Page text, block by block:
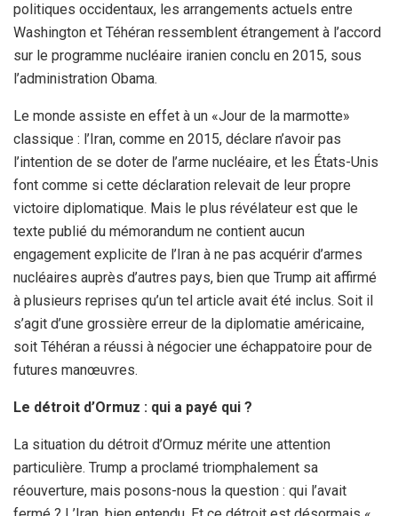
politiques occidentaux, les arrangements actuels entre
Washington et Téhéran ressemblent étrangement à l’accord
sur le programme nucléaire iranien conclu en 2015, sous
l’administration Obama.
Le monde assiste en effet à un «Jour de la marmotte»
classique : l’Iran, comme en 2015, déclare n’avoir pas
l’intention de se doter de l’arme nucléaire, et les États-Unis
font comme si cette déclaration relevait de leur propre
victoire diplomatique. Mais le plus révélateur est que le
texte publié du mémorandum ne contient aucun
engagement explicite de l’Iran à ne pas acquérir d’armes
nucléaires auprès d’autres pays, bien que Trump ait affirmé
à plusieurs reprises qu’un tel article avait été inclus. Soit il
s’agit d’une grossière erreur de la diplomatie américaine,
soit Téhéran a réussi à négocier une échappatoire pour de
futures manœuvres.
Le détroit d’Ormuz : qui a payé qui ?
La situation du détroit d’Ormuz mérite une attention
particulière. Trump a proclamé triomphalement sa
réouverture, mais posons-nous la question : qui l’avait